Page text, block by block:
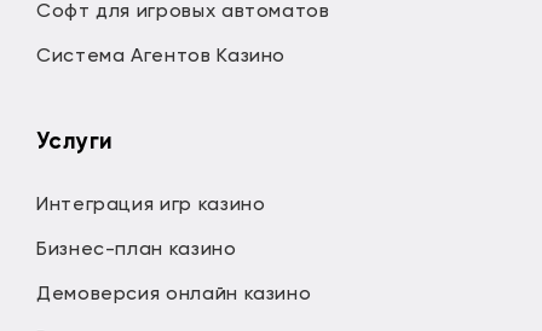
Софт для игровых автоматов
Система Агентов Казино
Услуги
Интеграция игр казино
Бизнес-план казино
Демоверсия онлайн казино